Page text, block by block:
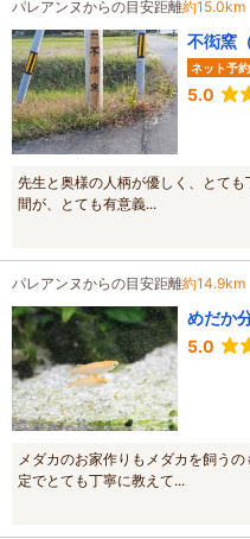
パレアンヌからの目安距離約15.0km
不衒窯
ネット予
5.0
先生と奥様の人柄が優しく、とて
間が、とても有意義...
パレアンヌからの目安距離約14.9km
めだか
5.0
メダカのお家作りもメダカを飼う
定でとても丁寧に教えて...